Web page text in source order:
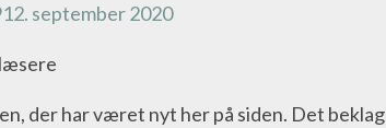
12. september 2020
der har været nyt her på siden. Det